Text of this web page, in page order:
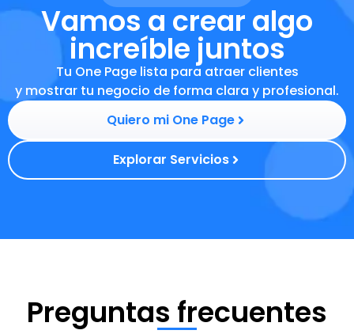
Vamos a crear algo
increíble juntos
Tu One Page lista para atraer clientes
y mostrar tu negocio de forma clara y profesional.
Quiero mi One Page
Explorar Servicios
Preguntas frecuentes